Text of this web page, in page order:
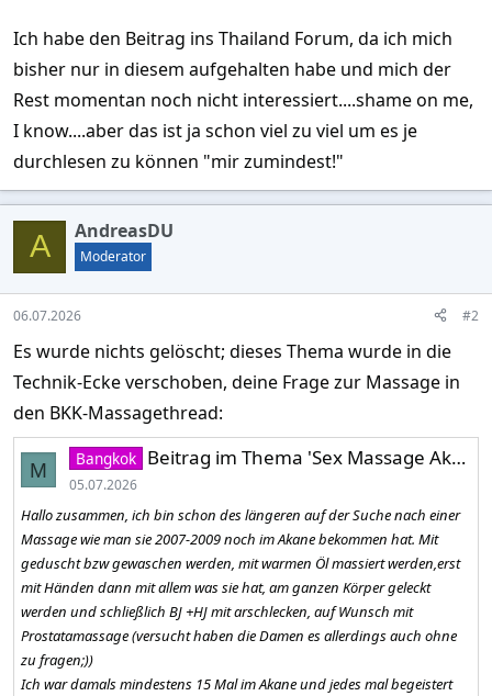
Ich habe den Beitrag ins Thailand Forum, da ich mich
bisher nur in diesem aufgehalten habe und mich der
Rest momentan noch nicht interessiert....shame on me,
I know....aber das ist ja schon viel zu viel um es je
durchlesen zu können "mir zumindest!"
A AndreasDU
Moderator
06.07.2026 #2
Es wurde nichts gelöscht; dieses Thema wurde in die
Technik-Ecke verschoben, deine Frage zur Massage in
den BKK-Massagethread:
M
Bangkok Beitrag im Thema 'Sex Massage Aktuell'' schreiben
05.07.2026
Hallo zusammen, ich bin schon des längeren auf der Suche nach einer
Massage wie man sie 2007-2009 noch im Akane bekommen hat. Mit
geduscht bzw gewaschen werden, mit warmen Öl massiert werden,erst
mit Händen dann mit allem was sie hat, am ganzen Körper geleckt
werden und schließlich BJ +HJ mit arschlecken, auf Wunsch mit
Prostatamassage (versucht haben die Damen es allerdings auch ohne
zu fragen;))
Ich war damals mindestens 15 Mal im Akane und jedes mal begeistert